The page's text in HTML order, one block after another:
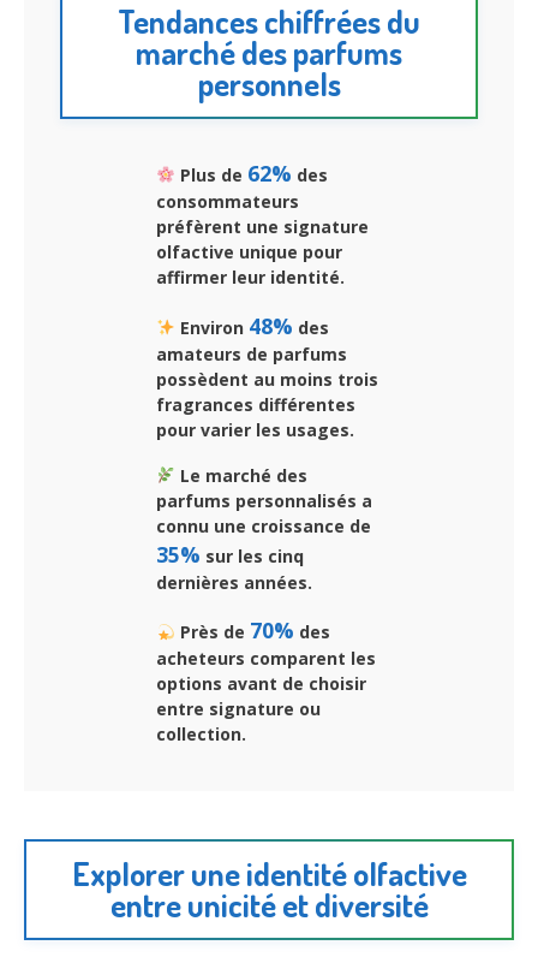
Tendances chiffrées du
marché des parfums
personnels
Plus de 62% des
consommateurs
préfèrent une signature
olfactive unique pour
affirmer leur identité.
Environ 48% des
amateurs de parfums
possèdent au moins trois
fragrances différentes
pour varier les usages.
Le marché des
parfums personnalisés a
connu une croissance de
35% sur les cinq
dernières années.
Près de 70% des
acheteurs comparent les
options avant de choisir
entre signature ou
collection.
Explorer une identité olfactive
entre unicité et diversité